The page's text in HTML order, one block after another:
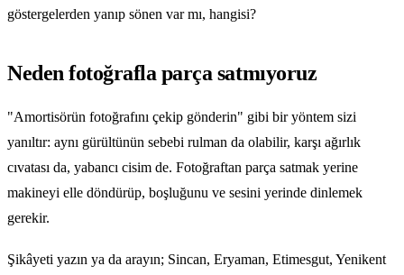
göstergelerden yanıp sönen var mı, hangisi?
Neden fotoğrafla parça satmıyoruz
"Amortisörün fotoğrafını çekip gönderin" gibi bir yöntem sizi
yanıltır: aynı gürültünün sebebi rulman da olabilir, karşı ağırlık
cıvatası da, yabancı cisim de. Fotoğraftan parça satmak yerine
makineyi elle döndürüp, boşluğunu ve sesini yerinde dinlemek
gerekir.
Şikâyeti yazın ya da arayın; Sincan, Eryaman, Etimesgut, Yenikent